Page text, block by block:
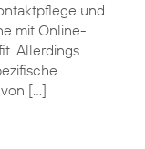
und
mit Online-
Allerdings
[…]